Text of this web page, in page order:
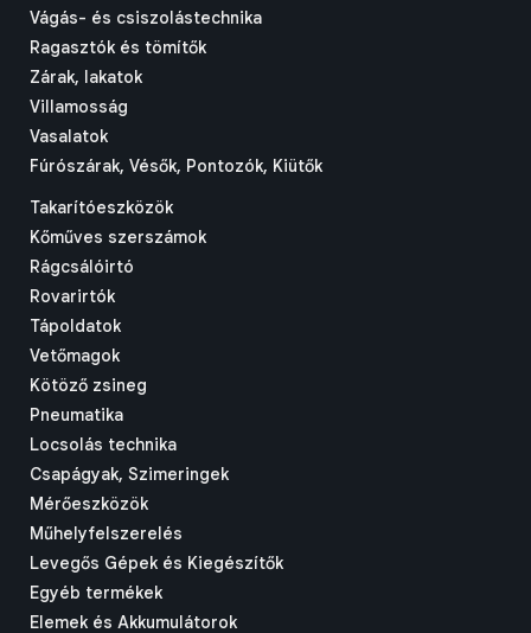
Vágás- és csiszolástechnika
Ragasztók és tömítők
Zárak, lakatok
Villamosság
Vasalatok
Fúrószárak, Vésők, Pontozók, Kiütők
Takarítóeszközök
Kőműves szerszámok
Rágcsálóirtó
Rovarirtók
Tápoldatok
Vetőmagok
Kötöző zsineg
Pneumatika
Locsolás technika
Csapágyak, Szimeringek
Mérőeszközök
Műhelyfelszerelés
Levegős Gépek és Kiegészítők
Egyéb termékek
Elemek és Akkumulátorok